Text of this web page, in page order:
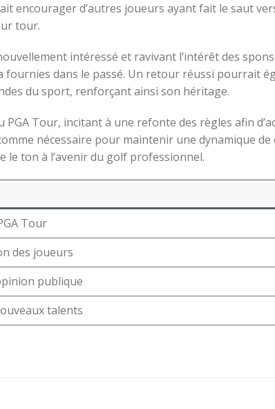
encourager d’autres joueurs ayant fait le saut
tour.
intéressé et ravivant l’intérêt des
dans le passé. Un retour réussi pourrait
du sport, renforçant ainsi son héritage.
Tour, incitant à une refonte des règles afin
nécessaire pour maintenir une dynamique
le ton à l’avenir du golf professionnel.
Tour
des joueurs
publique
talents